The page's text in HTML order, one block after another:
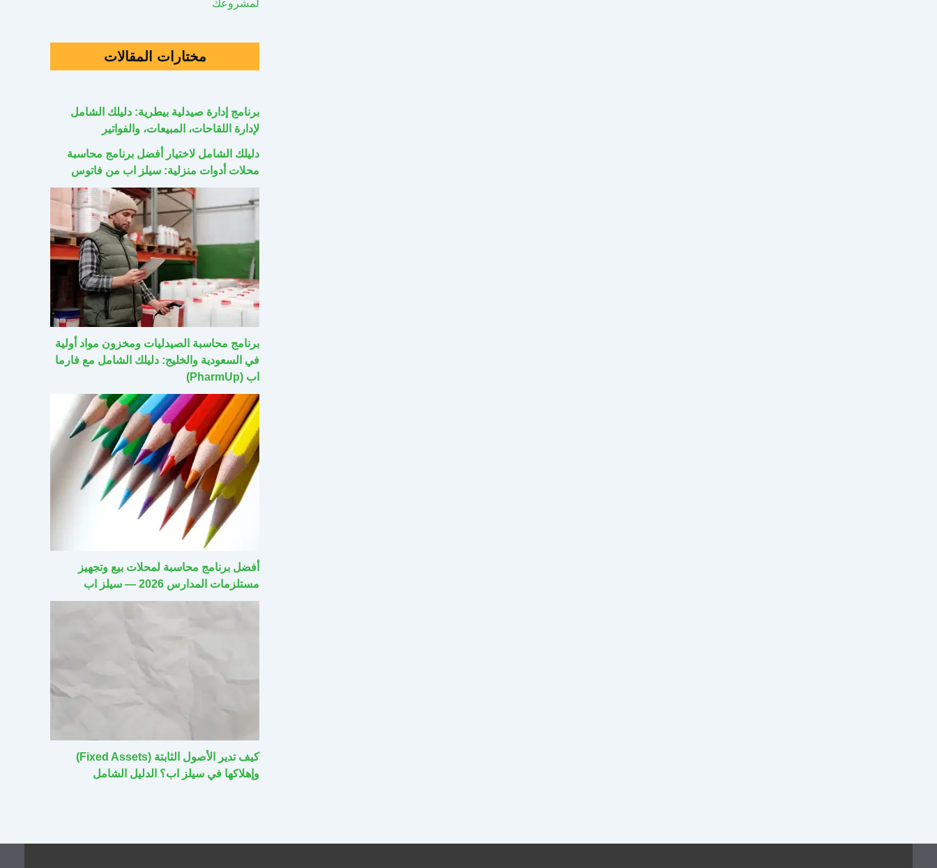
لمشروعك
مختارات المقالات
برنامج إدارة صيدلية بيطرية: دليلك الشامل
لإدارة اللقاحات، المبيعات، والفواتير
دليلك الشامل لاختيار أفضل برنامج محاسبة
محلات أدوات منزلية: سيلز اب من فاتوس
برنامج محاسبة الصيدليات ومخزون مواد أولية
في السعودية والخليج: دليلك الشامل مع فارما
اب (PharmUp)
أفضل برنامج محاسبة لمحلات بيع وتجهيز
مستلزمات المدارس 2026 — سيلز اب
كيف تدير الأصول الثابتة (Fixed Assets)
وإهلاكها في سيلز اب؟ الدليل الشامل